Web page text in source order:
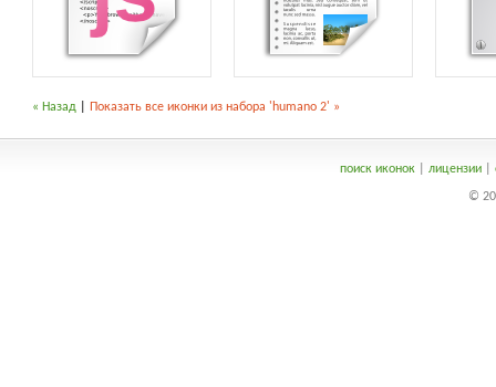
« Назад Показать все иконки из набора 'humano 2' »
поиск иконок| лицензии|
©